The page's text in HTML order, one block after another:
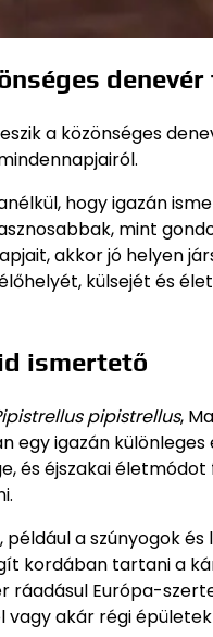
a közönséges
hogy igazán
mint
akkor jó helyen
külsejét és
ismertető
pipistrellus,
egy igazán
és éjszakai
például a szúnyogok
kordában tartani a
ráadásul Európa-
vagy akár régi